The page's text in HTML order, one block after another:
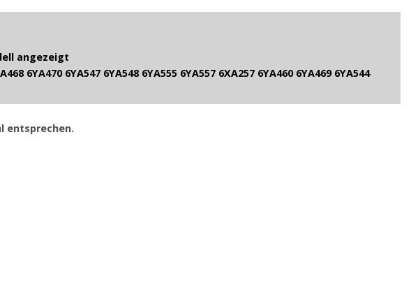
angezeigt
6YA470 6YA547 6YA548 6YA555 6YA557 6XA257 6YA460 6YA469 6YA544
entsprechen.